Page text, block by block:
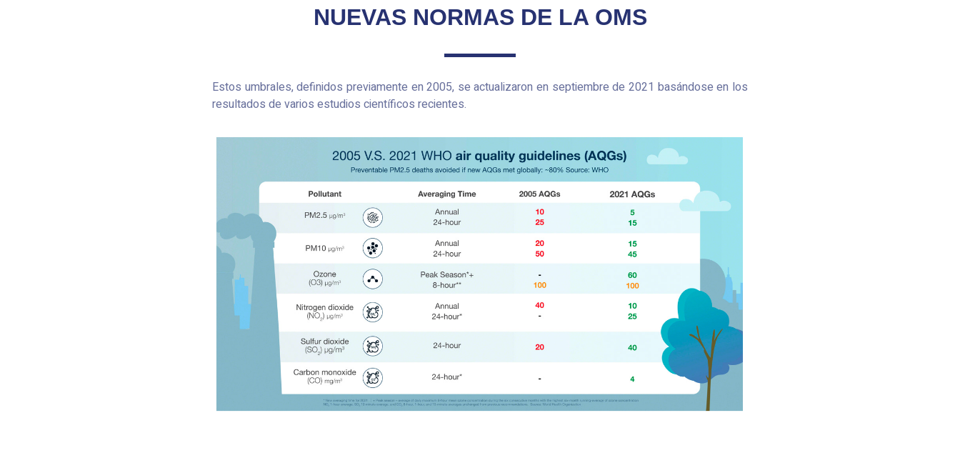
NUEVAS NORMAS DE LA OMS
Estos umbrales, definidos previamente en 2005, se actualizaron en septiembre de 2021 basándose en los
resultados de varios estudios científicos recientes.